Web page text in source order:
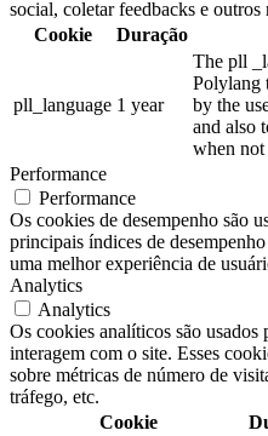
social, coletar feedbacks e outros
Cookie
Duração
pll_language 1 year
The pll
Polylang
by the
and also
when not
Performance
Performance
Os cookies de desempenho são
principais índices de
uma melhor experiência de
Analytics
Analytics
Os cookies analíticos são usados
interagem com o site. Esses
sobre métricas de número de
tráfego, etc.
Cookie